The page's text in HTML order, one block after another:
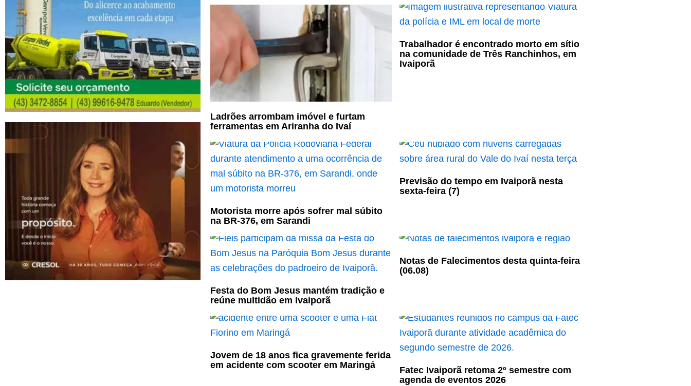
Ladrões arrombam imóvel e furtam
ferramentas em Ariranha do Ivaí
Trabalhador é encontrado morto em sítio
na comunidade de Três Ranchinhos, em
Ivaiporã
Motorista morre após sofrer mal súbito
na BR-376, em Sarandi
Previsão do tempo em Ivaiporã nesta
sexta-feira (7)
Festa do Bom Jesus mantém tradição e
reúne multidão em Ivaiporã
Notas de Falecimentos desta quinta-feira
(06.08)
Jovem de 18 anos fica gravemente ferida
em acidente com scooter em Maringá
Fatec Ivaiporã retoma 2º semestre com
agenda de eventos 2026